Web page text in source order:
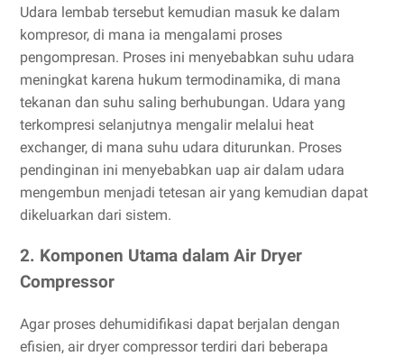
Udara lembab tersebut kemudian masuk ke dalam
kompresor, di mana ia mengalami proses
pengompresan. Proses ini menyebabkan suhu udara
meningkat karena hukum termodinamika, di mana
tekanan dan suhu saling berhubungan. Udara yang
terkompresi selanjutnya mengalir melalui heat
exchanger, di mana suhu udara diturunkan. Proses
pendinginan ini menyebabkan uap air dalam udara
mengembun menjadi tetesan air yang kemudian dapat
dikeluarkan dari sistem.
2. Komponen Utama dalam Air Dryer
Compressor
Agar proses dehumidifikasi dapat berjalan dengan
efisien, air dryer compressor terdiri dari beberapa